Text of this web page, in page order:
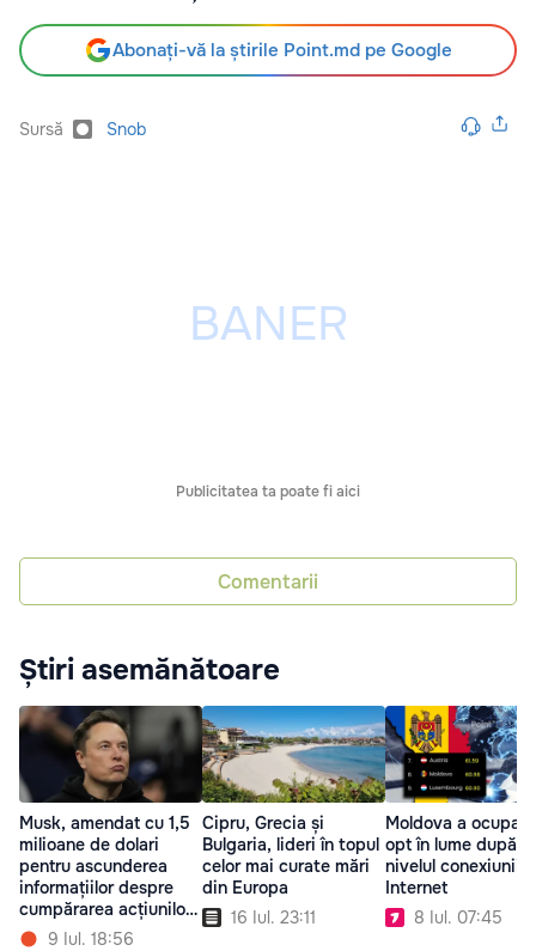
Abonați-vă la știrile Point.md pe Google
Sursă Snob
Publicitatea ta poate fi aici
Comentarii
Știri asemănătoare
Musk, amendat cu 1,5
milioane de dolari
pentru ascunderea
informațiilor despre
cumpărarea acțiunilor
Twitter9 Iul. 18:56
Cipru, Grecia și
Bulgaria, lideri în topul
celor mai curate mări
din Europa
16 Iul. 23:11
Moldova a ocupat
opt în lume după
nivelul conexiunii
Internet
8 Iul. 07:45